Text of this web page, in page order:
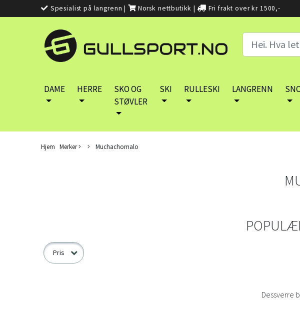
Spesialist på langrenn | Norsk nettbutikk | Fri frakt over kr 1500,-
DAME HERRE
SKO OG
STØVLER
SKI RULLESKI LANGRENN
Hjem Merker Muchachomalo
Pris
Dessverre